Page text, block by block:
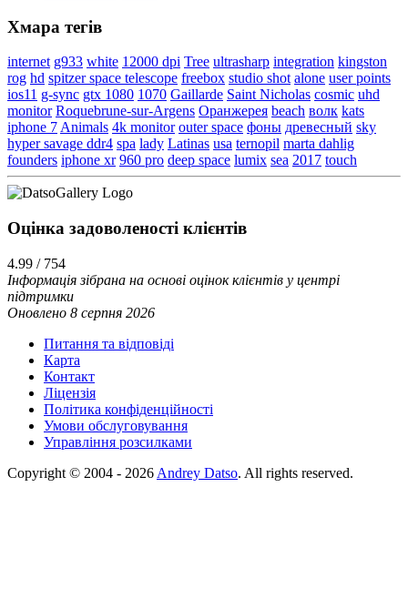
Хмара тегів
internet g933 white 12000 dpi Tree ultrasharp integration kingston
rog hd spitzer space telescope freebox studio shot alone user points
ios11 g-sync gtx 1080 1070 Gaillarde Saint Nicholas cosmic uhd
monitor Roquebrune-sur-Argens Оранжерея beach волк kats
iphone 7Animals 4k monitor outer space фоны древесный sky
hyper savage ddr4 spa lady Latinas usa ternopil marta dahlig
founders iphone xr 960 pro deep space lumix sea 2017 touch
Оцінка задоволеності клієнтiв
4.99 / 754
Інформація зібрана на основі оцінок клієнтів у центрі
підтримки
Оновлено 8 серпня 2026
Питання та відповіді
Карта
Контакт
Ліцензія
Політика конфіденційності
Умови обслуговування
Управління розсилками
Copyright © 2004 - 2026 Andrey Datso. All rights reserved.